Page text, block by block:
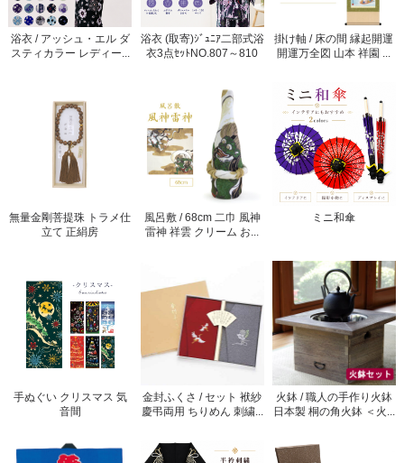
浴衣 / アッシュ・エル ダ
スティカラー レディー...
浴衣 (取寄)ｼﾞｭﾆｱ二部式浴
衣3点ｾｯﾄNO.807～810
掛け軸 / 床の間 縁起開運
開運万全図 山本 祥園 ...
無量金剛菩提珠 トラメ仕
立て 正絹房
風呂敷 / 68cm 二巾 風神
雷神 祥雲 クリーム お...
ミニ和傘
手ぬぐい クリスマス 気
音間
金封ふくさ / セット 袱紗
慶弔両用 ちりめん 刺繍...
火鉢 / 職人の手作り火鉢
日本製 桐の角火鉢 ＜火...